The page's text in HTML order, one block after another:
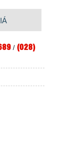
/ (028)